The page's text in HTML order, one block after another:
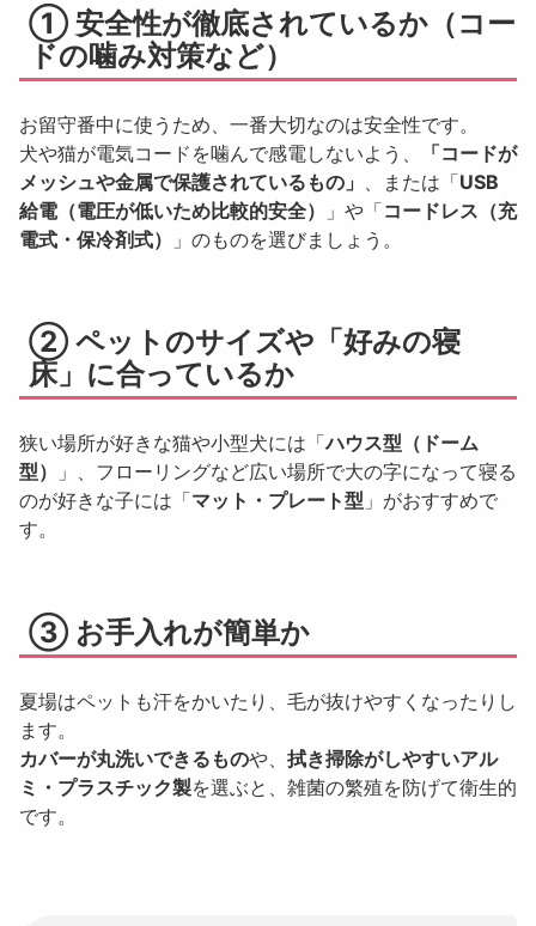
① 安全性が徹底されているか（コー
ドの噛み対策など）
お留守番中に使うため、一番大切なのは安全性です。
犬や猫が電気コードを噛んで感電しないよう、
「コードが
メッシュや金属で保護されているもの」
、または「USB
給電（電圧が低いため比較的安全）
」や「コードレス（充
電式・保冷剤式）
」のものを選びましょう。
② ペットのサイズや「好みの寝
床」に合っているか
狭い場所が好きな猫や小型犬には「ハウス型（ドーム
型）
」、フローリングなど広い場所で大の字になって寝る
のが好きな子には「マット・プレート型 」がおすすめで
す。
③ お手入れが簡単か
夏場はペットも汗をかいたり、毛が抜けやすくなったりし
ます。
カバーが丸洗いできるものや、 拭き掃除がしやすいアル
ミ・プラスチック製を選ぶと、雑菌の繁殖を防げて衛生的
です。